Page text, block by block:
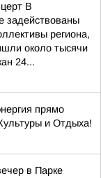
В
задействованы
региона,
около тысячи
24...
прямо
и Отдыха!
в Парке